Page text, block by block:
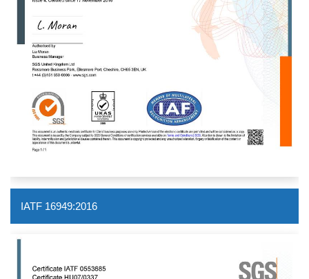
IATF 16949:2016